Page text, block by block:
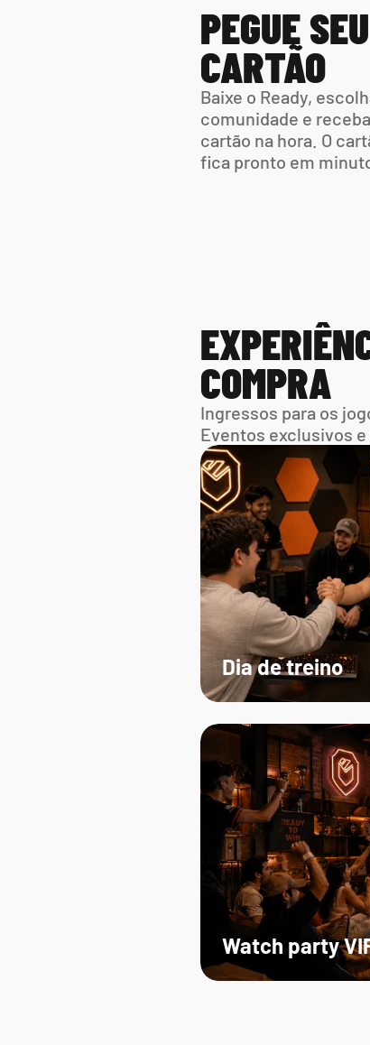
PEGUE SEU
CARTÃO
Baixe o Ready,
comunidade e
cartão na hora. O
fica pronto em
COMPRA
Ingressos para os
Eventos exclusivos e
Watch party
Dia de treino